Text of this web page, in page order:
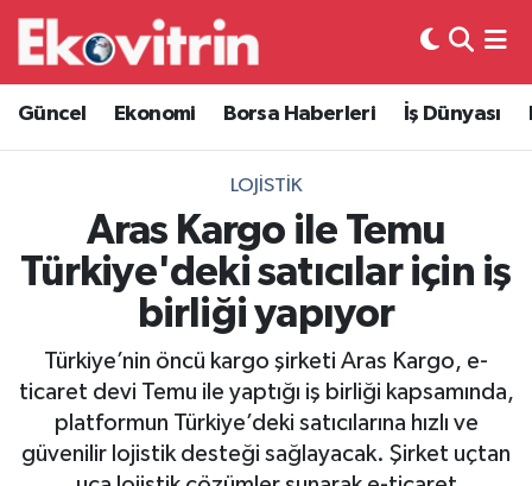
Güncel Ekonomi Borsa Haberleri İş Dünyası
LOJISTIK
Aras Kargo ile Temu
Türkiye'deki satıcılar için iş
birliği yapıyor
Türkiye’nin öncü kargo şirketi Aras Kargo, e-
ticaret devi Temu ile yaptığı iş birliği kapsamında,
platformun Türkiye’deki satıcılarına hızlı ve
güvenilir lojistik desteği sağlayacak. Şirket uçtan
Güncel
Ekonomi
Borsa Haberleri
İş Dünyası
Otovitrin
Asayiş
Hava Durumu
Trafik Durumu
Süper Lig Puan Durumu ve Fikstür
Tüm Manşetler
Son Dakika Haberleri
Haber Arşivi